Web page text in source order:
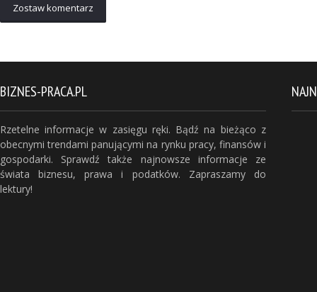
Zostaw komentarz
BIZNES-PRACA.PL
Rzetelne informacje w zasięgu ręki. Bądź na bieżąco z
obecnymi trendami panującymi na rynku pracy, finansów i
gospodarki. Sprawdź także najnowsze informacje ze
świata biznesu, prawa i podatków. Zapraszamy do
lektury!